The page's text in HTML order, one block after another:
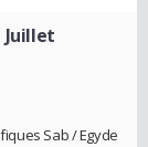
Juillet
Sab / Egyde